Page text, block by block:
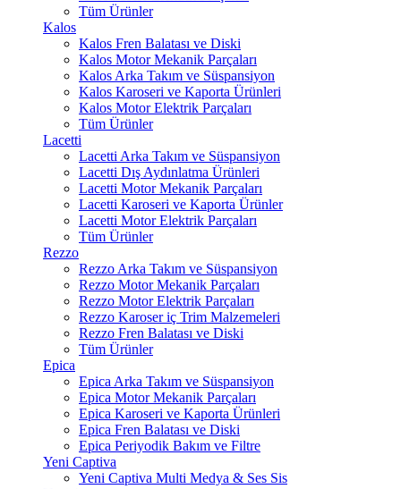
Tüm Ürünler
Kalos
Kalos Fren Balatası ve Diski
Kalos Motor Mekanik Parçaları
Kalos Arka Takım ve Süspansiyon
Kalos Karoseri ve Kaporta Ürünleri
Kalos Motor Elektrik Parçaları
Tüm Ürünler
Lacetti
Lacetti Arka Takım ve Süspansiyon
Lacetti Dış Aydınlatma Ürünleri
Lacetti Motor Mekanik Parçaları
Lacetti Karoseri ve Kaporta Ürünler
Lacetti Motor Elektrik Parçaları
Tüm Ürünler
Rezzo
Rezzo Arka Takım ve Süspansiyon
Rezzo Motor Mekanik Parçaları
Rezzo Motor Elektrik Parçaları
Rezzo Karoser iç Trim Malzemeleri
Rezzo Fren Balatası ve Diski
Tüm Ürünler
Epica
Epica Arka Takım ve Süspansiyon
Epica Motor Mekanik Parçaları
Epica Karoseri ve Kaporta Ürünleri
Epica Fren Balatası ve Diski
Epica Periyodik Bakım ve Filtre
Yeni Captiva
Yeni Captiva Multi Medya & Ses Sis